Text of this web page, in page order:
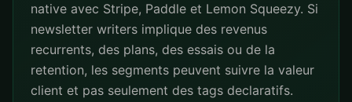
native avec Stripe, Paddle et Lemon Squeezy. Si
newsletter writers implique des revenus
recurrents, des plans, des essais ou de la
retention, les segments peuvent suivre la valeur
client et pas seulement des tags declaratifs.